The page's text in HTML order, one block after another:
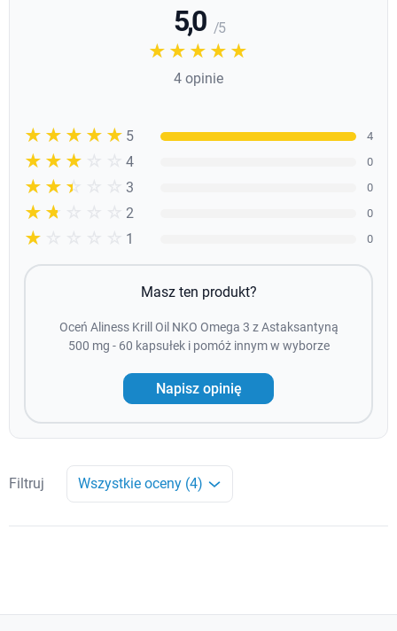
5,0 / 5
☆☆☆☆☆
★★★★★
4 opinie
☆☆☆☆☆
★★★★★ 5 4
☆☆☆☆☆
★★★★ 4 0
☆☆☆☆☆
★★★ 3 0
☆☆☆☆☆
★★ 2 0
☆☆☆☆☆
★ 1 0
Masz ten produkt?
Oceń Aliness Krill Oil NKO Omega 3 z Astaksantyną
500 mg - 60 kapsułek i pomóż innym w wyborze
Napisz opinię
Filtruj Wszystkie oceny (4)